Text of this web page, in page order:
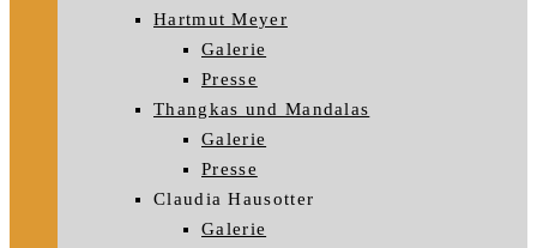
Hartmut Meyer
Galerie
Presse
Thangkas und Mandalas
Galerie
Presse
Claudia Hausotter
Galerie